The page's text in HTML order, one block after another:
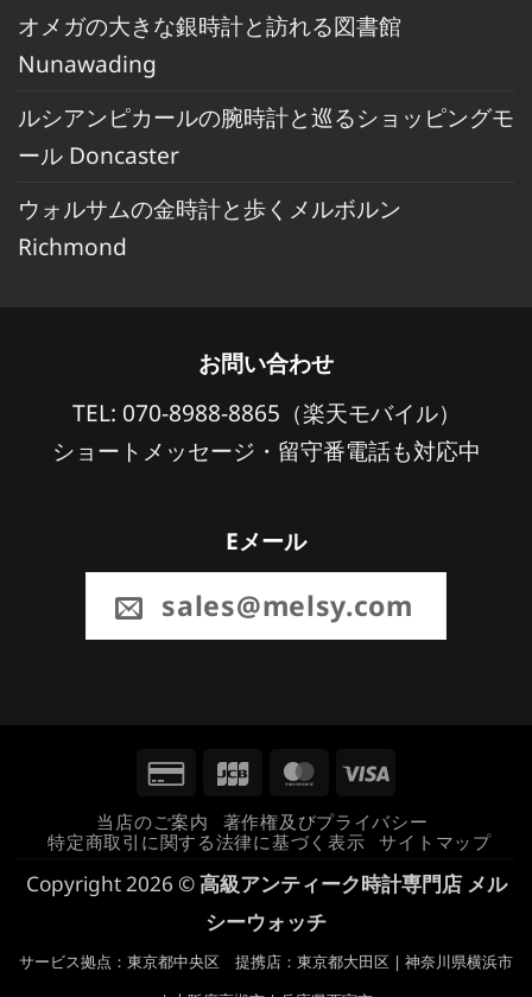
オメガの大きな銀時計と訪れる図書館
Nunawading
ルシアンピカールの腕時計と巡るショッピングモ
ール Doncaster
ウォルサムの金時計と歩くメルボルン
Richmond
お問い合わせ
TEL: 070-8988-8865（楽天モバイル）
ショートメッセージ・留守番電話も対応中
Eメール
sales@melsy.com
Credit
Card
2
JCB MasterCard
Visa
当店のご案内
著作権及びプライバシー
特定商取引に関する法律に基づく表示
サイトマップ
Copyright 2026 ©高級アンティーク時計専門店 メル
シーウォッチ
サービス拠点：東京都中央区 提携店：東京都大田区 | 神奈川県横浜市